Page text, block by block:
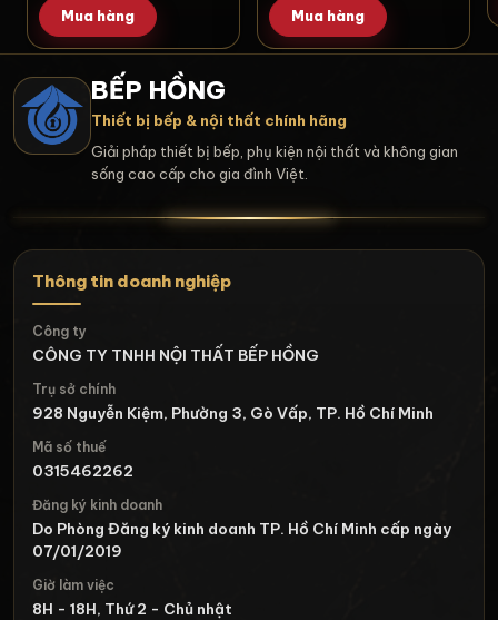
Mua hàng Mua hàng
BẾP HỒNG
Thiết bị bếp & nội thất chính hãng
Giải pháp thiết bị bếp, phụ kiện nội thất và không gian
sống cao cấp cho gia đình Việt.
Thông tin doanh nghiệp
Công ty
CÔNG TY TNHH NỘI THẤT BẾP HỒNG
Trụ sở chính
928 Nguyễn Kiệm, Phường 3, Gò Vấp, TP. Hồ Chí Minh
Mã số thuế
0315462262
Đăng ký kinh doanh
Do Phòng Đăng ký kinh doanh TP. Hồ Chí Minh cấp ngày
07/01/2019
Giờ làm việc
8H - 18H, Thứ 2 - Chủ nhật